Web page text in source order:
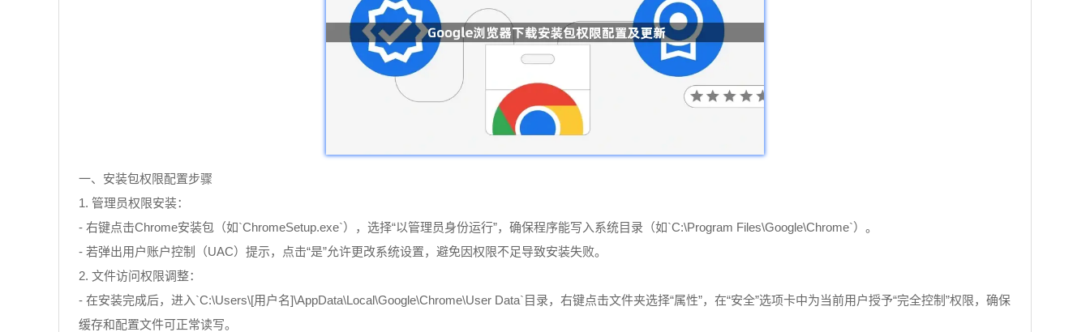
一、安装包权限配置步骤
1. 管理员权限安装：
- 右键点击Chrome安装包（如`ChromeSetup.exe`），选择“以管理员身份运行”，确保程序能写入系统目录（如`C:\Program Files\Google\Chrome`）。
- 若弹出用户账户控制（UAC）提示，点击“是”允许更改系统设置，避免因权限不足导致安装失败。
2. 文件访问权限调整：
- 在安装完成后，进入`C:\Users\[用户名]\AppData\Local\Google\Chrome\User Data`目录，右键点击文件夹选择“属性”，在“安全”选项卡中为当前用户授予“完全控制”权限，确保
缓存和配置文件可正常读写。